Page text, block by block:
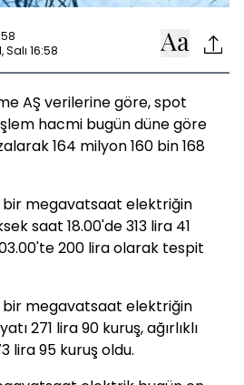
16:58
AŞ verilerine göre, spot
hacmi bugün düne göre
164 milyon 160 bin 168
bir megavatsaat elektriğin
saat 18.00'de 313 lira 41
200 lira olarak tespit
bir megavatsaat elektriğin
271 lira 90 kuruş, ağırlıklı
lira 95 kuruş oldu.